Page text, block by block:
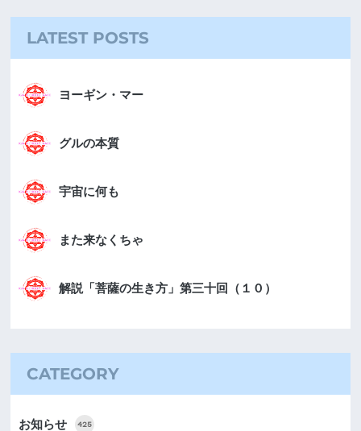
LATEST POSTS
ヨーギン・マー
グルの本質
宇宙に何も
また来なくちゃ
解説「菩薩の生き方」第三十回（１０）
CATEGORY
お知らせ 425